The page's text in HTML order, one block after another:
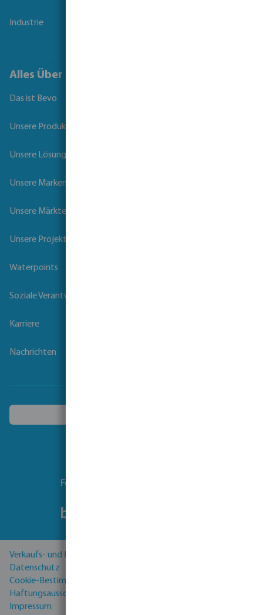
Industrie
Alles Über Bevo
Das ist Bevo
Unsere Produkte
Unsere Lösungen
Unsere Marken
Unsere Märkte
Unsere Projekte
Waterpoints
Soziale Verantwortung der Unternehmen
Karriere
Nachrichten
Folgen Sie uns
Verkaufs- und Lieferbedingungen
Datenschutz
Cookie-Bestimmungen
Haftungsausschluss
Impressum